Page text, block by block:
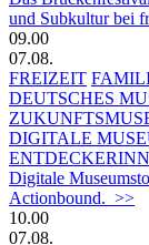
und Subkultur bei
09.00
07.08.
FREIZEIT
DEUTSCHES
DIGITALE
Digitale
Actionbound. >>
10.00
07.08.